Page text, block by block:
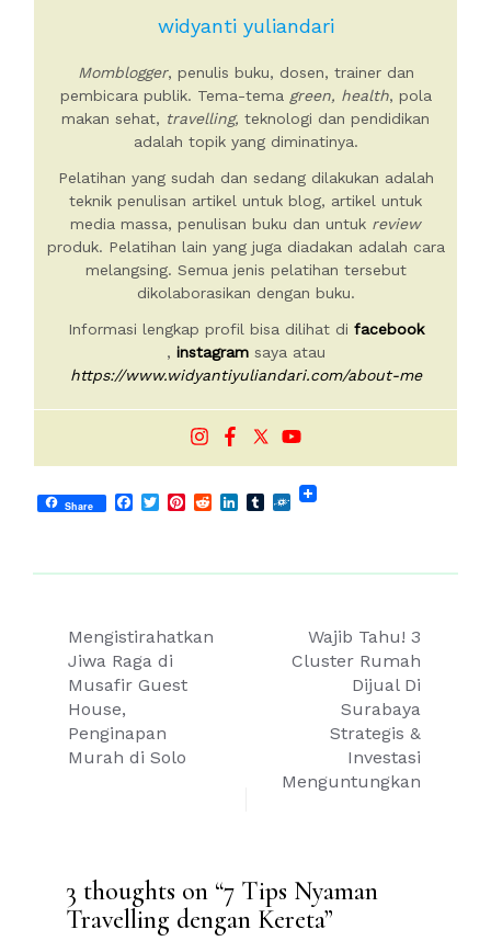
widyanti yuliandari
Momblogger, penulis buku, dosen, trainer dan
pembicara publik. Tema-tema green, health, pola
makan sehat, travelling, teknologi dan pendidikan
adalah topik yang diminatinya.
Pelatihan yang sudah dan sedang dilakukan adalah
teknik penulisan artikel untuk blog, artikel untuk
media massa, penulisan buku dan untuk review
produk. Pelatihan lain yang juga diadakan adalah cara
melangsing. Semua jenis pelatihan tersebut
dikolaborasikan dengan buku.
Informasi lengkap profil bisa dilihat di facebook
, instagramsaya atau
https://www.widyantiyuliandari.com/about-me
Share Facebook
TwitterPinterest
RedditLinkedIn
Tumblr
Folkd
Post
navigation
Mengistirahatkan
Jiwa Raga di
Musafir Guest
House,
Penginapan
Murah di Solo
Wajib Tahu! 3
Cluster Rumah
Dijual Di
Surabaya
Strategis &
Investasi
Menguntungkan
3 thoughts on “7 Tips Nyaman
Travelling dengan Kereta”